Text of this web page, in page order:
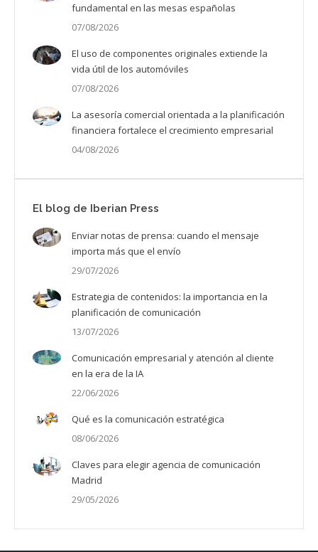
fundamental en las mesas españolas
07/08/2026
El uso de componentes originales extiende la
vida útil de los automóviles
07/08/2026
La asesoría comercial orientada a la planificación
financiera fortalece el crecimiento empresarial
04/08/2026
El blog de Iberian Press
Enviar notas de prensa: cuando el mensaje
importa más que el envío
29/07/2026
Estrategia de contenidos: la importancia en la
planificación de comunicación
13/07/2026
Comunicación empresarial y atención al cliente
en la era de la IA
22/06/2026
Qué es la comunicación estratégica
08/06/2026
Claves para elegir agencia de comunicación
Madrid
29/05/2026